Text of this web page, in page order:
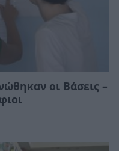
οι Βάσεις –